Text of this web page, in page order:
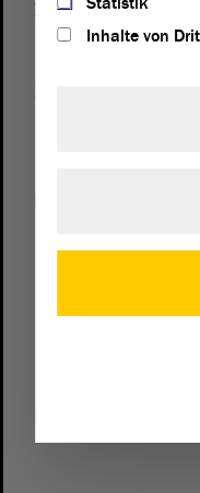
Presse- und
0391 / 560 - 0
Mit diesem
direkte
Inhalte von